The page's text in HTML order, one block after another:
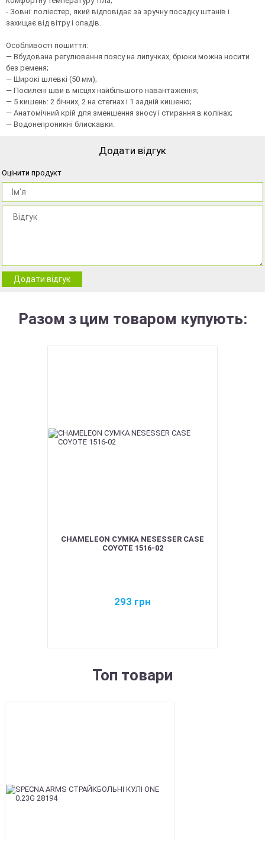
- Зовні: поліестер, який відповідає за зручну посадку штанів і
захищає від вітру і опадів.
Особливості пошиття:
— Вбудована регулювання поясу на липучках, брюки можна носити
без ременя;
— Широкі шлевкі (50 мм);
— Посилені шви в місцях найбільшого навантаження;
— 5 кишень: 2 бічних, 2 на стегнах і 1 задній кишеню;
— Анатомічний крій для зменшення зносу і стирання в колінах;
— Водонепроникні блискавки.
Додати відгук
Оцінити продукт
Додати відгук
Разом з цим товаром купують:
CHAMELEON СУМКА NESESSER CASE
COYOTE 1516-02
293 грн
Топ товари